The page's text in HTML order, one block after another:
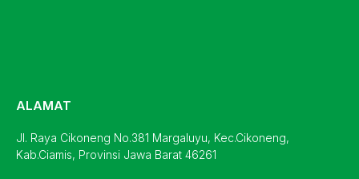
ALAMAT
Jl. Raya Cikoneng No.381 Margaluyu, Kec.Cikoneng,
Kab.Ciamis, Provinsi Jawa Barat 46261